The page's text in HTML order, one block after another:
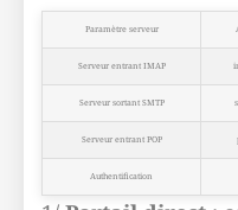
Paramètre serveur
Serveur entrant IMAP
Serveur sortant SMTP
Serveur entrant POP
Authentification